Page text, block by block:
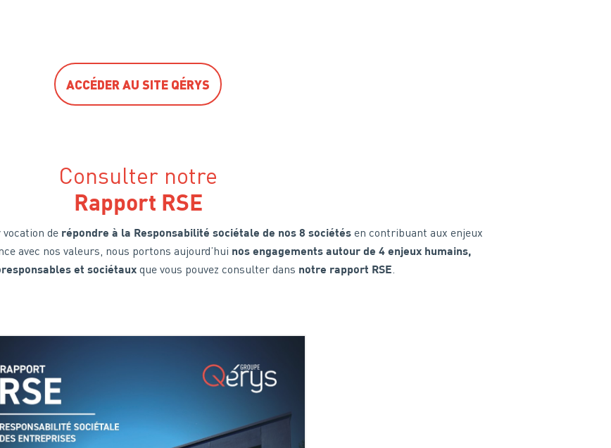
ACCÉDER AU SITE QÉRYS
Consulter notre
Rapport RSE
de répondre à la Responsabilité sociétale de nos 8 sociétésen contribuant aux enjeux
avec nos valeurs, nous portons aujourd’hui nos engagements autour de 4 enjeux humains,
et sociétaux que vous pouvez consulter dans notre rapport RSE.